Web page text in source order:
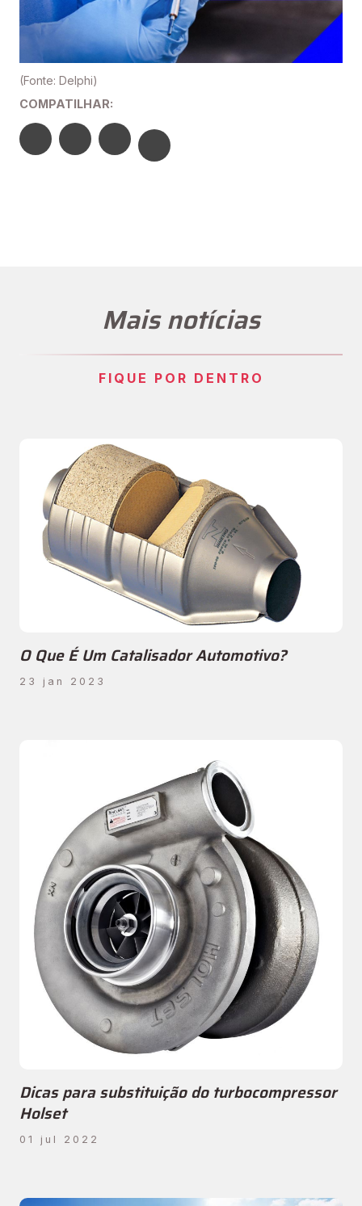
(Fonte: Delphi)
COMPATILHAR:
Mais notícias
FIQUE POR DENTRO
O Que É Um Catalisador Automotivo?
23 jan 2023
Dicas para substituição do turbocompressor
Holset
01 jul 2022